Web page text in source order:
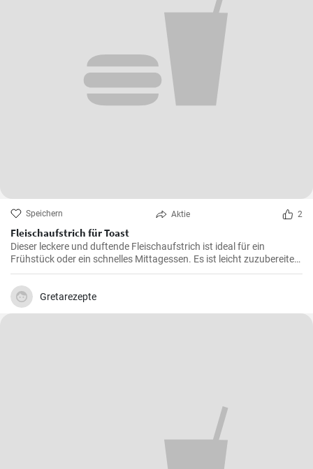
Speichern Aktie 2
Fleischaufstrich für Toast
Dieser leckere und duftende Fleischaufstrich ist ideal für ein
Frühstück oder ein schnelles Mittagessen. Es ist leicht zuzubereiten
und wird sicherlich alle Fleischliebhaber erfreuen.
Gretarezepte